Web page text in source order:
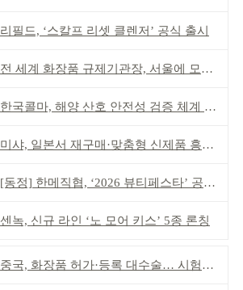
리필드, ‘스칼프 리셋 클렌저’ 공식 출시
전 세계 화장품 규제기관장, 서울에 모인다
한국콜마, 해양 산호 안전성 검증 체계 구축
미샤, 일본서 재구매·맞춤형 신제품 흥행 ‘쌍끌이’
[동정] 한메직협, ‘2026 뷰티페스타’ 공동 주최
센녹, 신규 라인 ‘노 모어 키스’ 5종 론칭
중국, 화장품 허가·등록 대수술… 시험자료 공용 허용